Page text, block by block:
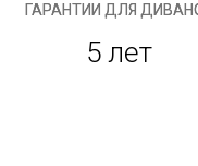
ГАРАНТИИ ДЛЯ
5 лет